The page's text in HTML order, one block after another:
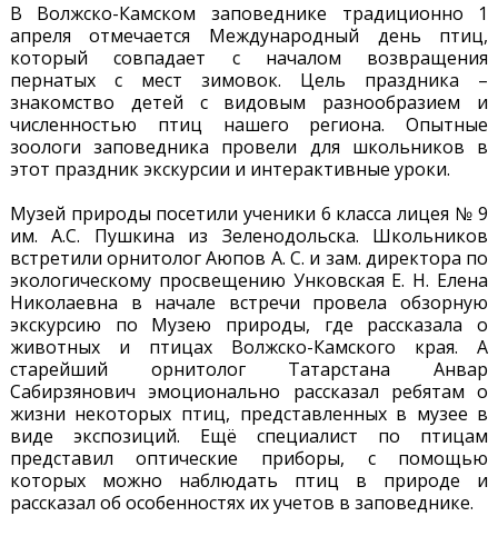
В Волжско-Камском заповеднике традиционно 1
апреля отмечается Международный день птиц,
который совпадает с началом возвращения
пернатых с мест зимовок. Цель праздника –
знакомство детей с видовым разнообразием и
численностью птиц нашего региона. Опытные
зоологи заповедника провели для школьников в
этот праздник экскурсии и интерактивные уроки.
Музей природы посетили ученики 6 класса лицея № 9
им. А.С. Пушкина из Зеленодольска. Школьников
встретили орнитолог Аюпов А. С. и зам. директора по
экологическому просвещению Унковская Е. Н. Елена
Николаевна в начале встречи провела обзорную
экскурсию по Музею природы, где рассказала о
животных и птицах Волжско-Камского края. А
старейший орнитолог Татарстана Анвар
Сабирзянович эмоционально рассказал ребятам о
жизни некоторых птиц, представленных в музее в
виде экспозиций. Ещё специалист по птицам
представил оптические приборы, с помощью
которых можно наблюдать птиц в природе и
рассказал об особенностях их учетов в заповеднике.